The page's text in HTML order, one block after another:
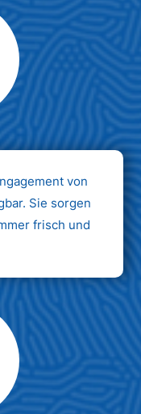
von
Sie sorgen
frisch und